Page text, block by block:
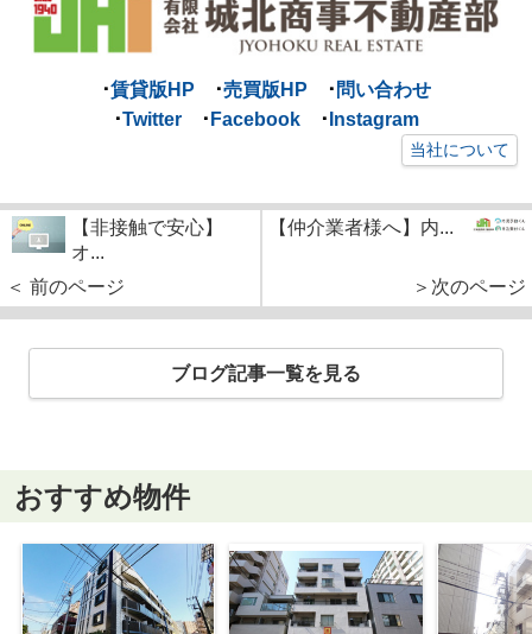
･賃貸版HP ･売買版HP ･ 問い合わせ
･Twitter ･ Facebook ･ Instagram
当社について
【非接触で安心】
オ...
＜ 前のページ
【仲介業者様へ】内...
＞次のページ
ブログ記事一覧を見る
おすすめ物件